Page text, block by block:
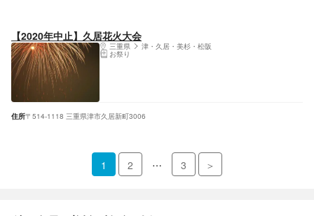
【2020年中止】久居花火大会
三重県 津・久居・美杉・松阪
お祭り
住所〒514-1118 三重県津市久居新町3006
1 2 … 3 ＞